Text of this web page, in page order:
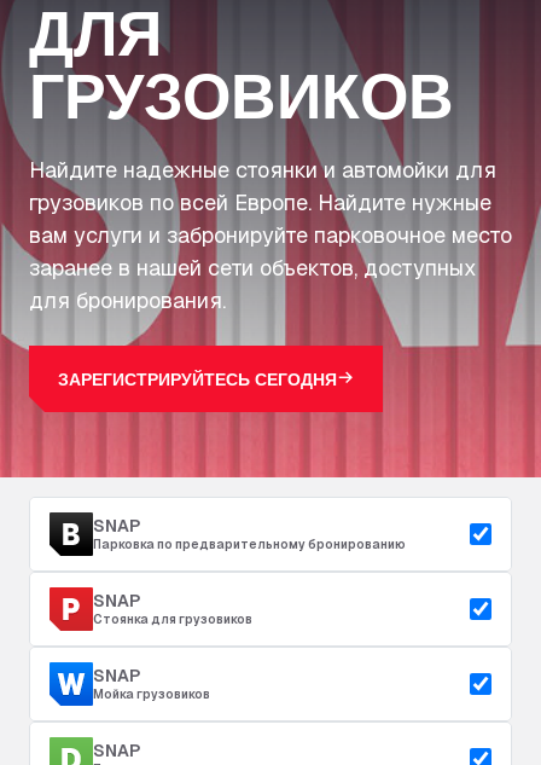
ДЛЯ
ГРУЗОВИКОВ
Найдите надежные стоянки и автомойки для
грузовиков по всей Европе. Найдите нужные
вам услуги и забронируйте парковочное место
заранее в нашей сети объектов, доступных
для бронирования.
ЗАРЕГИСТРИРУЙТЕСЬ СЕГОДНЯ
SNAP
Парковка по предварительному бронированию
SNAP
Стоянка для грузовиков
SNAP
Мойка грузовиков
SNAP